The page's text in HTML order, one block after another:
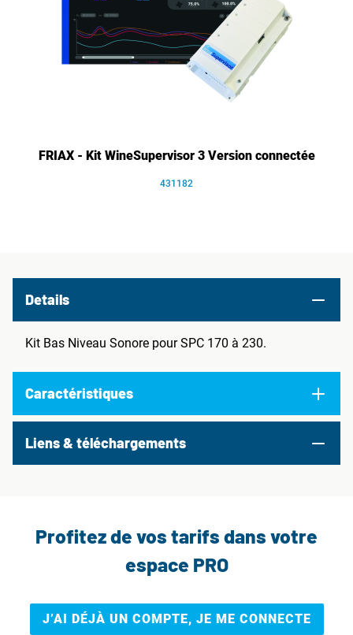
FRIAX - Kit WineSupervisor 3 Version connectée
431182
Details
Kit Bas Niveau Sonore pour SPC 170 à 230.
Caractéristiques
Liens & téléchargements
Profitez de vos tarifs dans votre
espace PRO
J’AI DÉJÀ UN COMPTE, JE ME CONNECTE